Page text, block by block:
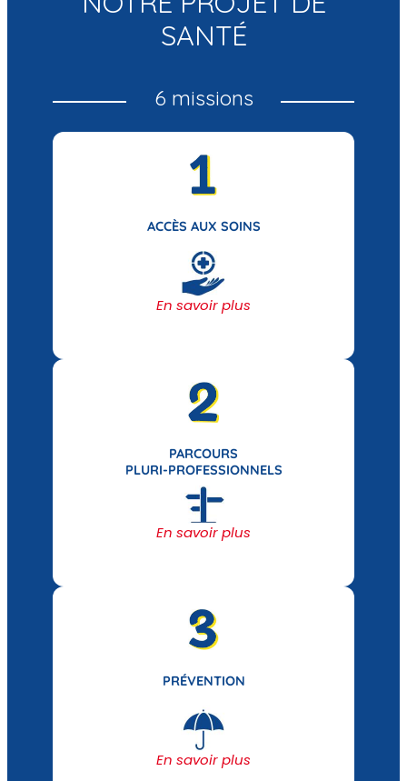
SANTÉ
6 missions
ACCÈS AUX SOINS
En savoir plus
PARCOURS
PLURI-PROFESSIONNELS
En savoir plus
PRÉVENTION
En savoir plus